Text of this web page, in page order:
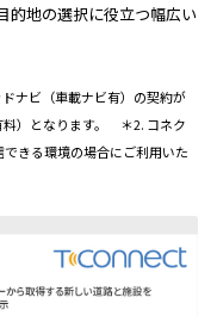
的地の選択に役立つ幅広い
ナビ（車載ナビ有）の契約が
料）となります。 ＊2. コネク
きる環境の場合にご利用いた